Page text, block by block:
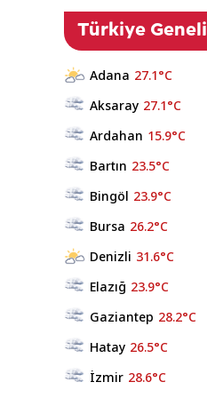
Türkiye Geneli
Adana 27.1°C
Aksaray 27.1°C
Ardahan 15.9°C
Bartın 23.5°C
Bingöl 23.9°C
Bursa 26.2°C
Denizli 31.6°C
Elazığ 23.9°C
Gaziantep 28.2°C
Hatay 26.5°C
İzmir 28.6°C